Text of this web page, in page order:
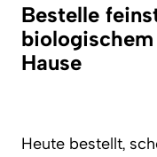
Bestelle
Hause
Heute bestellt,